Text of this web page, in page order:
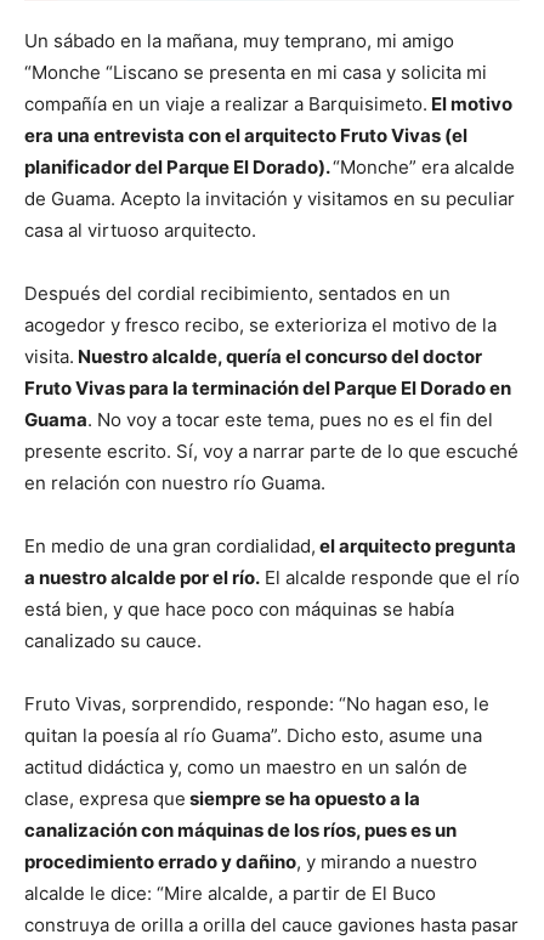
Un sábado en la mañana, muy temprano, mi amigo
“Monche “Liscano se presenta en mi casa y solicita mi
compañía en un viaje a realizar a Barquisimeto. El motivo
era una entrevista con el arquitecto Fruto Vivas (el
planificador del Parque El Dorado).“Monche” era alcalde
de Guama. Acepto la invitación y visitamos en su peculiar
casa al virtuoso arquitecto.
Después del cordial recibimiento, sentados en un
acogedor y fresco recibo, se exterioriza el motivo de la
visita. Nuestro alcalde, quería el concurso del doctor
Fruto Vivas para la terminación del Parque El Dorado en
Guama. No voy a tocar este tema, pues no es el fin del
presente escrito. Sí, voy a narrar parte de lo que escuché
en relación con nuestro río Guama.
En medio de una gran cordialidad, el arquitecto pregunta
a nuestro alcalde por el río. El alcalde responde que el río
está bien, y que hace poco con máquinas se había
canalizado su cauce.
Fruto Vivas, sorprendido, responde: “No hagan eso, le
quitan la poesía al río Guama”. Dicho esto, asume una
actitud didáctica y, como un maestro en un salón de
clase, expresa que siempre se ha opuesto a la
canalización con máquinas de los ríos, pues es un
procedimiento errado y dañino, y mirando a nuestro
alcalde le dice: “Mire alcalde, a partir de El Buco
construya de orilla a orilla del cauce gaviones hasta pasar